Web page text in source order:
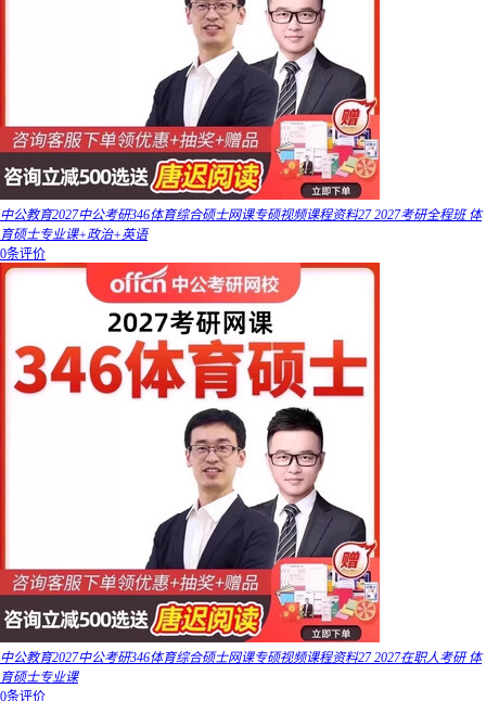
中公教育2027中公考研346体育综合硕士网课专硕视频课程资料27 2027考研全程班 体
育硕士专业课+政治+英语
0条评价
中公教育2027中公考研346体育综合硕士网课专硕视频课程资料27 2027在职人考研 体
育硕士专业课
0条评价